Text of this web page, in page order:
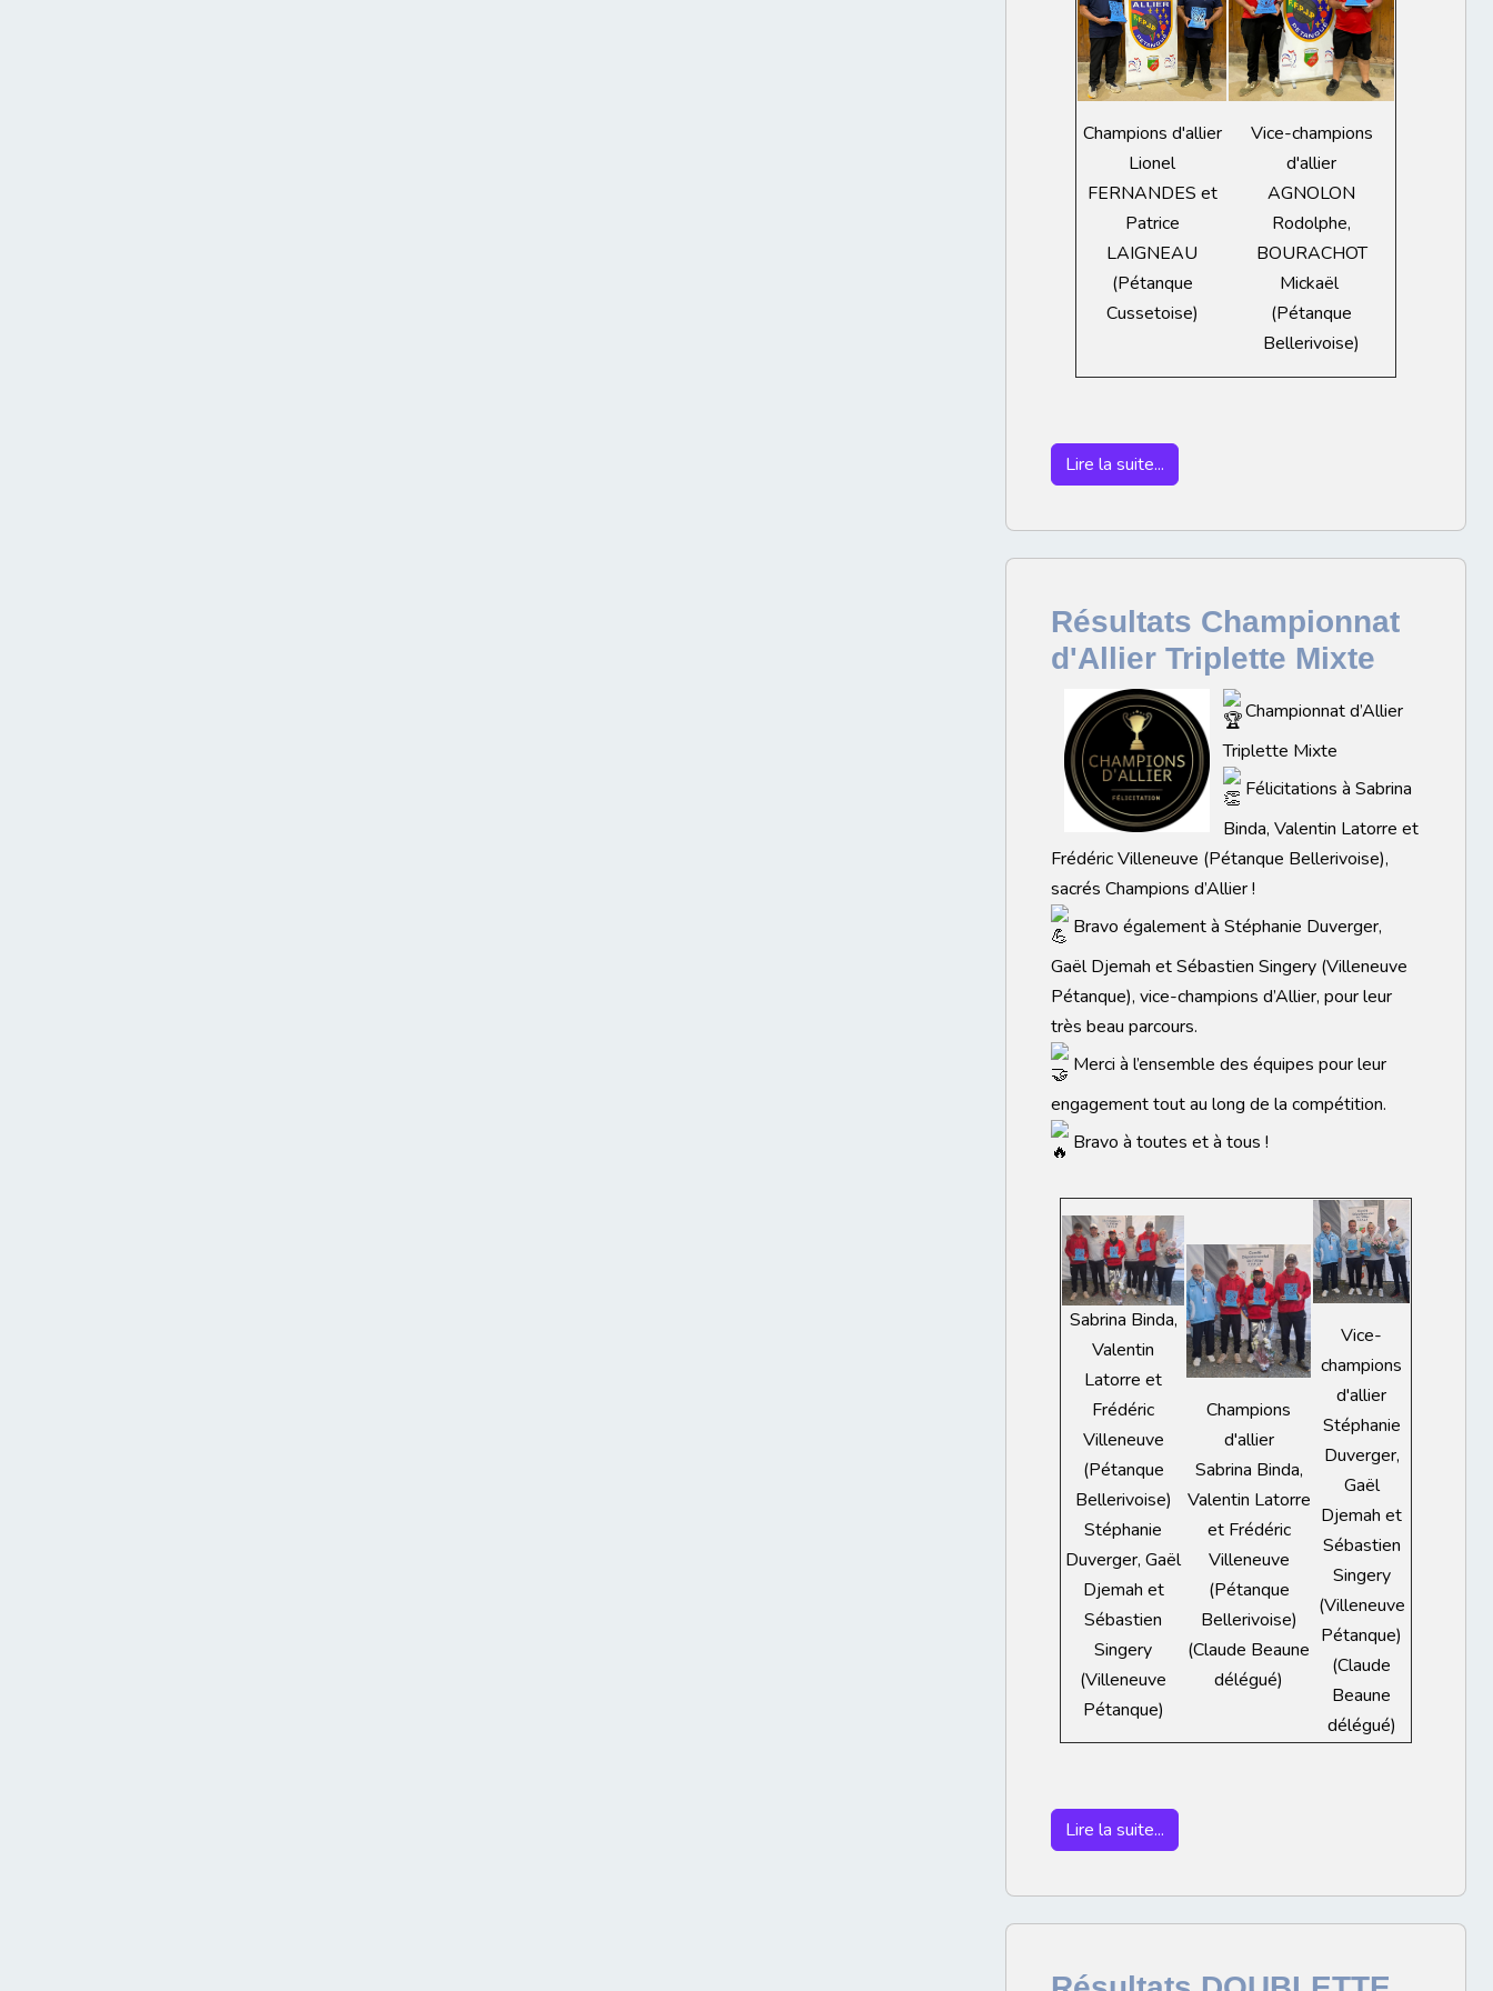
Champions d'allier
Lionel
FERNANDES et
Patrice
LAIGNEAU
(Pétanque
Cussetoise)
Vice-champions
d'allier
AGNOLON
Rodolphe,
BOURACHOT
Mickaël
(Pétanque
Bellerivoise)
Lire la suite...
Résultats Championnat
d'Allier Triplette Mixte
Championnat d’Allier
Triplette Mixte
Félicitations à Sabrina
Binda, Valentin Latorre et
Frédéric Villeneuve (Pétanque Bellerivoise),
sacrés Champions d’Allier !
Bravo également à Stéphanie Duverger,
Gaël Djemah et Sébastien Singery (Villeneuve
Pétanque), vice-champions d’Allier, pour leur
très beau parcours.
Merci à l’ensemble des équipes pour leur
engagement tout au long de la compétition.
Bravo à toutes et à tous !
Sabrina Binda,
Valentin
Latorre et
Frédéric
Villeneuve
(Pétanque
Bellerivoise)
Stéphanie
Duverger, Gaël
Djemah et
Sébastien
Singery
(Villeneuve
Pétanque)
Champions
d'allier
Sabrina Binda,
Valentin Latorre
et Frédéric
Villeneuve
(Pétanque
Bellerivoise)
(Claude Beaune
délégué)
Vice-
champions
d'allier
Stéphanie
Duverger,
Gaël
Djemah et
Sébastien
Singery
(Villeneuve
Pétanque)
(Claude
Beaune
délégué)
Lire la suite...